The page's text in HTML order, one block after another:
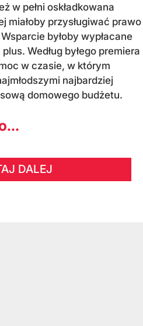
w pełni oskładkowana
miałoby przysługiwać prawo
byłoby wypłacane
Według byłego premiera
w czasie, w którym
najbardziej
domowego budżetu.
DALEJ